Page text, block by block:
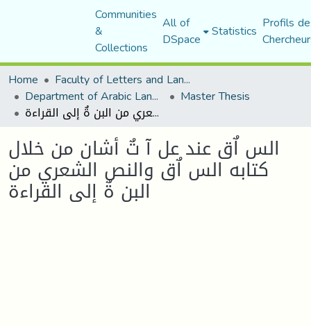
Communities
&
Collections
All of
DSpace Statistics Profils
Home
Faculty of Letters and Languages
Department of Arabic Language and Literature Master Thesis
الس اٌق عند عل آ تٌ أشان من خلال كتابه الس اٌق والنص الشعري من البن ةٌ إلى القراءة
الس اٌق عند عل آ تٌ أشان من خلال
كتابه الس اٌق والنص الشعري من
البن ةٌ إلى القراءة